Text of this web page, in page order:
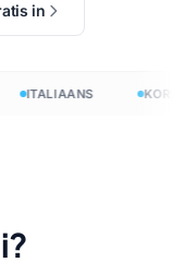
in
ITALIAANS